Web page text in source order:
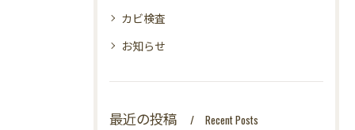
カビ検査
お知らせ
最近の投稿 Recent Posts